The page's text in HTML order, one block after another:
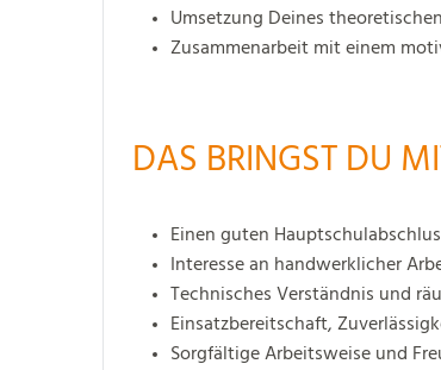
Umsetzung Deines
Zusammenarbeit mit einem
DAS BRINGST DU
Einen guten
Interesse an handwerklicher
Technisches Verständnis und
Einsatzbereitschaft,
Sorgfältige Arbeitsweise und